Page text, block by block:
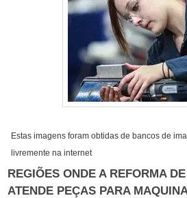
Estas imagens foram obtidas de bancos de
livremente na internet
REGIÕES ONDE A REFORMA
ATENDE PEÇAS PARA